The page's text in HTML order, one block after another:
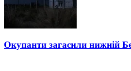
Окупанти загасили нижній